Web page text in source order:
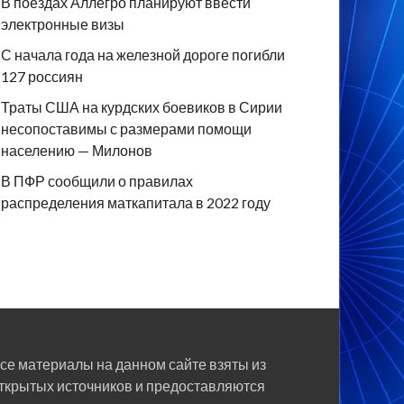
электронные визы
С начала года на железной дороге погибли
127 россиян
Траты США на курдских боевиков в Сирии
несопоставимы с размерами помощи
населению — Милонов
В ПФР сообщили о правилах
распределения маткапитала в 2022 году
материалы на данном сайте взяты из
источников и предоставляются